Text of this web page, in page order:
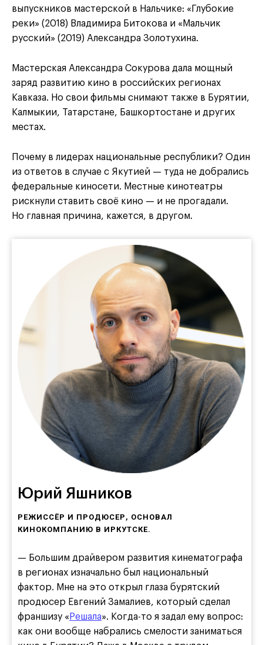
выпускников мастерской в Нальчике: «Глубокие
реки» (2018) Владимира Битокова и «Мальчик
русский» (2019) Александра Золотухина.
Мастерская Александра Сокурова дала мощный
заряд развитию кино в российских регионах
Кавказа. Но свои фильмы снимают также в Бурятии,
Калмыкии, Татарстане, Башкортостане и других
местах.
Почему в лидерах национальные республики? Один
из ответов в случае с Якутией — туда не добрались
федеральные киносети. Местные кинотеатры
рискнули ставить своё кино — и не прогадали.
Но главная причина, кажется, в другом.
Юрий Яшников
РЕЖИССЁР И ПРОДЮСЕР, ОСНОВАЛ
КИНОКОМПАНИЮ В ИРКУТСКЕ.
— Большим драйвером развития кинематографа
в регионах изначально был национальный
фактор. Мне на это открыл глаза бурятский
продюсер Евгений Замалиев, который сделал
франшизу « Решала». Когда-то я задал ему вопрос:
как они вообще набрались смелости заниматься